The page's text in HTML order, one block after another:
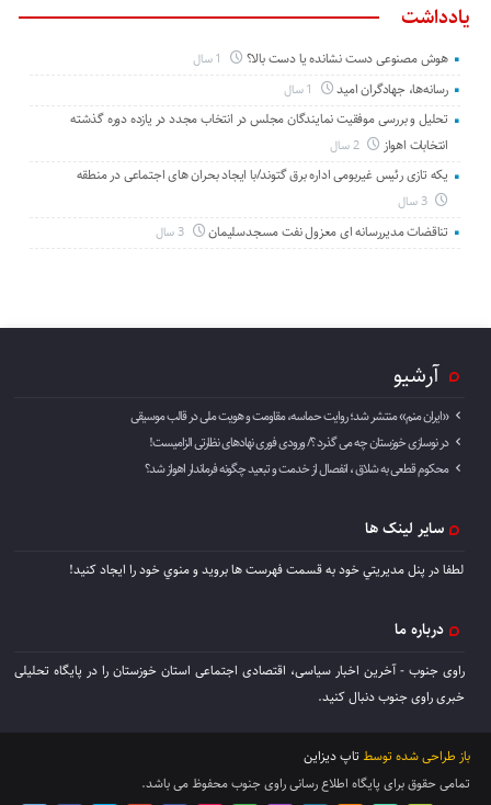
یادداشت
هوش مصنوعی دست نشانده یا دست بالا؟
رسانه‌ها، جهادگران امید
تحلیل و بررسی موفقیت نمایندگان مجلس در انتخاب مجدد در یازده دوره گذشته
انتخابات اهواز
2 سال
یکه تازی رئیس غیربومی اداره برق گتوند/با ایجاد بحران های اجتماعی در منطقه
3 سال
تناقضات مدیررسانه ای معزول نفت مسجدسلیمان 3 سال
آرشیو
«ایران منم» منتشر شد؛ روایت حماسه، مقاومت و هویت ملی در قالب موسیقی
در نوسازی خوزستان چه می گذرد ؟/ ورودی فوری نهادهای نظارتی الزامیست!
محکوم قطعی به شلاق ، انفصال از خدمت و تبعید چگونه فرماندار اهواز شد؟
سایر لینک ها
لطفا در پنل مديريتي خود به قسمت فهرست ها برويد و منوي خود را ايجاد كنيد!
درباره ما
راوی جنوب - آخرین اخبار سیاسی، اقتصادی اجتماعی استان خوزستان را در پایگاه تحلیلی
خبری راوی جنوب دنبال کنید.
باز طراحی شده توسط تاپ دیزاین
تمامی حقوق برای پایگاه اطلاع رسانی راوی جنوب محفوظ می باشد.